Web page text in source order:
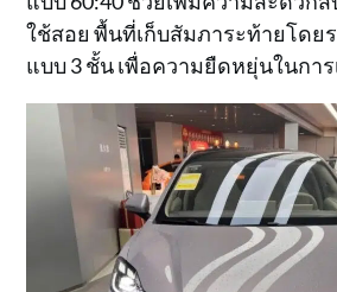
ใช้สอย พื้นที่เก็บสัมภาระท้ายโดย
แบบ 3 ชั้น เพื่อความยืดหยุ่นในการ